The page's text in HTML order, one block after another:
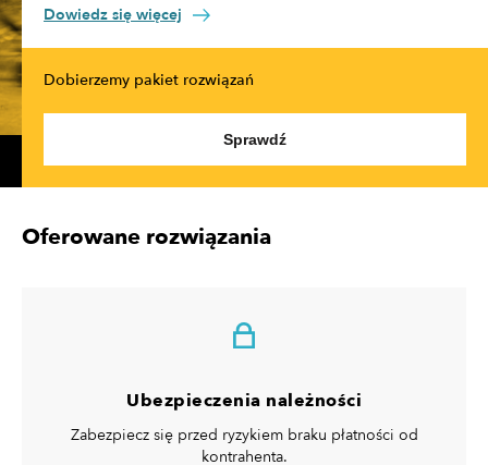
Dowiedz się więcej
Dobierzemy pakiet rozwiązań
Sprawdź
Oferowane rozwiązania
Ubezpieczenia należności
Zabezpiecz się przed ryzykiem braku płatności od
kontrahenta.